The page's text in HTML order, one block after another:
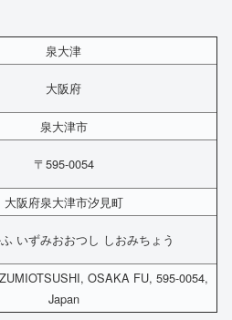
泉大津
大阪府
泉大津市
〒595-0054
大阪府泉大津市汐見町
いずみおおつし しおみちょう
OSAKA FU, 595-0054,
Japan